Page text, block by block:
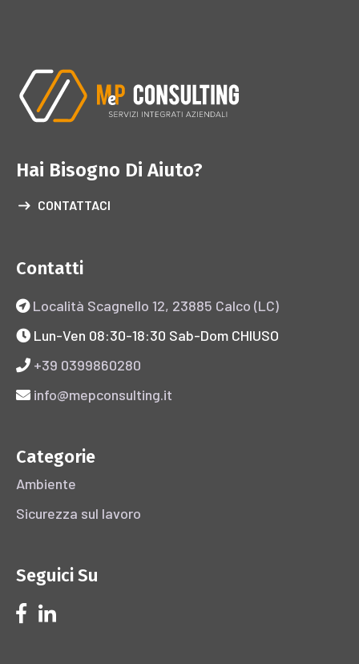
Hai Bisogno Di Aiuto?
CONTATTACI
Contatti
Località Scagnello 12, 23885 Calco (LC)
Lun-Ven 08:30-18:30 Sab-Dom CHIUSO
+39 0399860280
info@mepconsulting.it
Categorie
Ambiente
Sicurezza sul lavoro
Seguici Su